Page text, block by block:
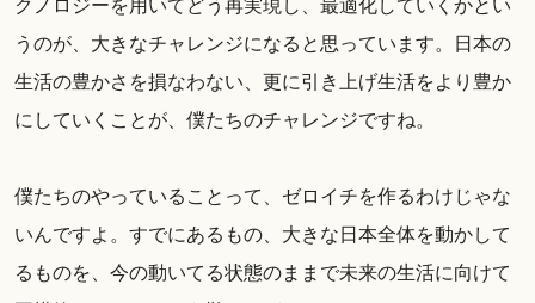
クノロジーを用いてどう再実現し、最適化していくかとい
うのが、大きなチャレンジになると思っています。日本の
生活の豊かさを損なわない、更に引き上げ生活をより豊か
にしていくことが、僕たちのチャレンジですね。
僕たちのやっていることって、ゼロイチを作るわけじゃな
いんですよ。すでにあるもの、大きな日本全体を動かして
るものを、今の動いてる状態のままで未来の生活に向けて